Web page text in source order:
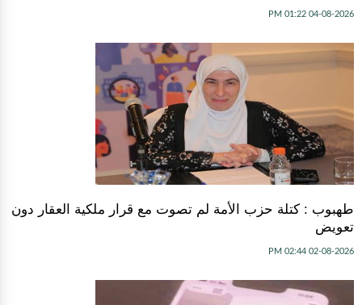
04-08-2026 01:22 PM
طهبوب : كتلة حزب الأمة لم تصوت مع قرار ملكية العقار دون
تعويض
02-08-2026 02:44 PM